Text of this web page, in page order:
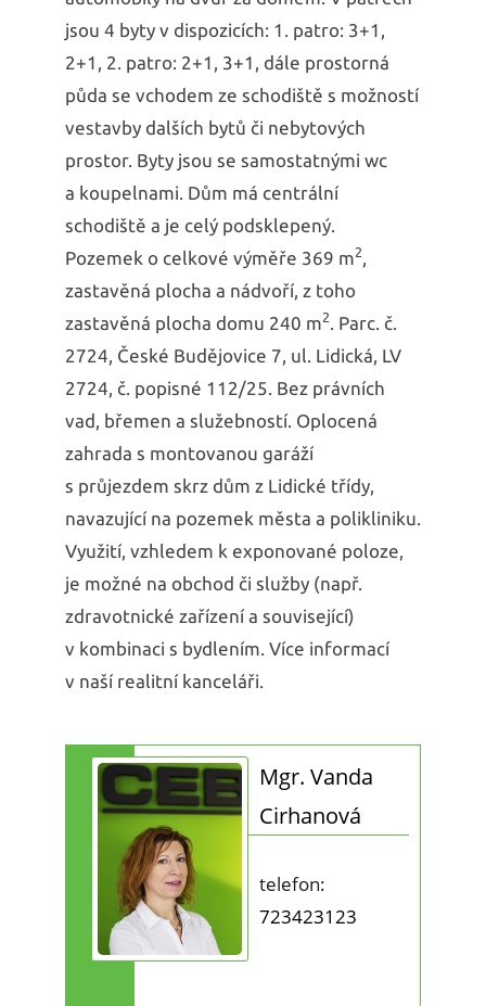
jsou 4 byty v dispozicích: 1. patro: 3+1,
2+1, 2. patro: 2+1, 3+1, dále prostorná
půda se vchodem ze schodiště s možností
vestavby dalších bytů či nebytových
prostor. Byty jsou se samostatnými wc
a koupelnami. Dům má centrální
schodiště a je celý podsklepený.
Pozemek o celkové výměře 369 m2
zastavěná plocha a nádvoří, z toho
zastavěná plocha domu 240 m2
. Parc. č.
2724, České Budějovice 7, ul. Lidická, LV
2724, č. popisné 112/25. Bez právních
vad, břemen a služebností. Oplocená
zahrada s montovanou garáží
s průjezdem skrz dům z Lidické třídy,
navazující na pozemek města a polikliniku.
Využití, vzhledem k exponované poloze,
je možné na obchod či služby (např.
zdravotnické zařízení a související)
v kombinaci s bydlením. Více informací
v naší realitní kanceláři.
Mgr. Vanda
Cirhanová
telefon:
723423123